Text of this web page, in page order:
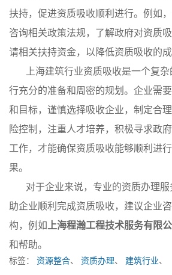
扶持，促进资质吸收顺利进行。例如
咨询相关政策法规，了解政府对资质
请相关扶持资金，以降低资质吸收的成
上海建筑行业资质吸收是一个复
行充分的准备和周密的规划。企业需
和目标，谨慎选择吸收企业，制定合
险控制，注重人才培养，积极寻求政
工作，才能确保资质吸收能够顺利进
果。
对于企业来说，专业的资质办理
助企业顺利完成资质吸收，建议企业
构，例如 上海程瀚工程技术服务有限
和帮助。
标签： 资源整合、 资质办理、 建筑行业、